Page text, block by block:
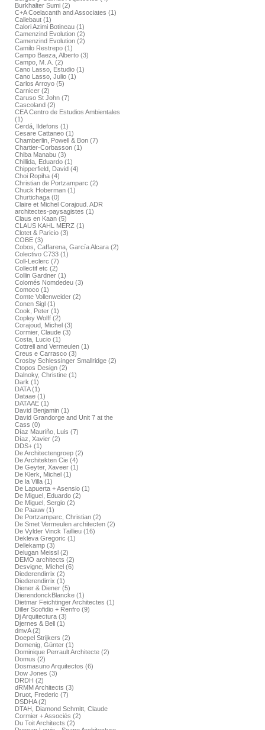
Burkhalter Sumi (2)
C+A Coelacanth and Associates (1)
Callebaut (1)
Calori Azimi Botineau (1)
Camenzind Evolution (2)
Camenzind Evolution (2)
Camilo Restrepo (1)
Campo Baeza, Alberto (3)
Campo, M. A. (2)
Cano Lasso, Estudio (1)
Cano Lasso, Julio (1)
Carlos Arroyo (5)
Carnicer (2)
Caruso St John (7)
Cascoland (2)
CEA Centro de Estudios Ambientales
(1)
Cerdá, Ildefons (1)
Cesare Cattaneo (1)
Chamberlin, Powell & Bon (7)
Chartier-Corbasson (1)
Chiba Manabu (3)
Chillida, Eduardo (1)
Chipperfield, David (4)
Choi Ropiha (4)
Christian de Portzamparc (2)
Chuck Hoberman (1)
Churtichaga (0)
Claire et Michel Corajoud. ADR
architectes-paysagistes (1)
Claus en Kaan (5)
CLAUS KAHL MERZ (1)
Clotet & Paricio (3)
COBE (3)
Cobos, Caffarena, García Alcara (2)
Colectivo C733 (1)
Coll-Leclerc (7)
Collectif etc (2)
Collin Gardner (1)
Colomés Nomdedeu (3)
Comoco (1)
Comte Vollenweider (2)
Conen Sigl (1)
Cook, Peter (1)
Copley Wolff (2)
Corajoud, Michel (3)
Cormier, Claude (3)
Costa, Lucio (1)
Cottrell and Vermeulen (1)
Creus e Carrasco (3)
Crosby Schlessinger Smallridge (2)
Ctopos Design (2)
Dalnoky, Christine (1)
Dark (1)
DATA (1)
Dataae (1)
DATAAE (1)
David Benjamin (1)
David Grandorge and Unit 7 at the
Cass (0)
Díaz Mauriño, Luis (7)
Díaz, Xavier (2)
DDS+ (1)
De Architectengroep (2)
De Architekten Cie (4)
De Geyter, Xaveer (1)
De Klerk, Michel (1)
De la Villa (1)
De Lapuerta + Asensio (1)
De Miguel, Eduardo (2)
De Miguel, Sergio (2)
De Paauw (1)
De Portzamparc, Christian (2)
De Smet Vermeulen architecten (2)
De Vylder Vinck Taillieu (16)
Dekleva Gregoric (1)
Dellekamp (3)
Delugan Meissl (2)
DEMO architects (2)
Desvigne, Michel (6)
Diederendirrix (2)
Diederendirrix (1)
Diener & Diener (5)
DierendonckBlancke (1)
Dietmar Feichtinger Architectes (1)
Diller Scofidio + Renfro (9)
Dj Arquitectura (3)
Djernes & Bell (1)
dmvA (2)
Doepel Strijkers (2)
Domenig, Günter (1)
Dominique Perrault Architecte (2)
Domus (2)
Dosmasuno Arquitectos (6)
Dow Jones (3)
DRDH (2)
dRMM Architects (3)
Druot, Frederic (7)
DSDHA (2)
DTAH, Diamond Schmitt, Claude
Cormier + Associés (2)
Du Toit Architects (2)